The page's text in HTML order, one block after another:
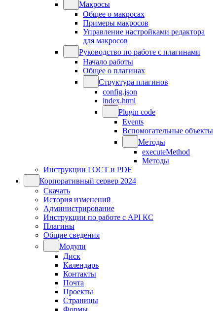
Макросы
Общее о макросах
Примеры макросов
Управление настройками редактора
для макросов
Руководство по работе с плагинами
Начало работы
Общее о плагинах
Структура плагинов
config.json
index.html
Plugin code
Events
Вспомогательные объекты
Методы
executeMethod
Методы
Инструкции ГОСТ и PDF
Корпоративный сервер 2024
Скачать
История изменений
Администрирование
Инструкции по работе с API КС
Плагины
Общие сведения
Модули
Диск
Календарь
Контакты
Почта
Проекты
Страницы
Формы